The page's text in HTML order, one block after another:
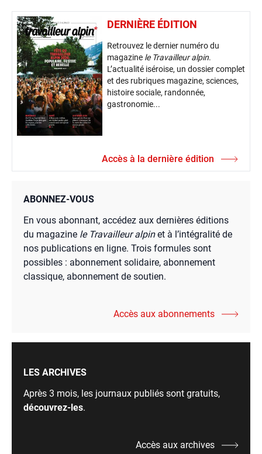
DERNIÈRE ÉDITION
Retrouvez le dernier numéro du
magazine le Travailleur alpin.
L’actualité iséroise, un dossier complet
et des rubriques magazine, sciences,
histoire sociale, randonnée,
gastronomie...
Accès à la dernière édition
ABONNEZ-VOUS
En vous abonnant, accédez aux dernières éditions
du magazine le Travailleur alpinet à l’intégralité de
nos publications en ligne. Trois formules sont
possibles : abonnement solidaire, abonnement
classique, abonnement de soutien.
Accès aux abonnements
LES ARCHIVES
Après 3 mois, les journaux publiés sont gratuits,
découvrez-les.
Accès aux archives